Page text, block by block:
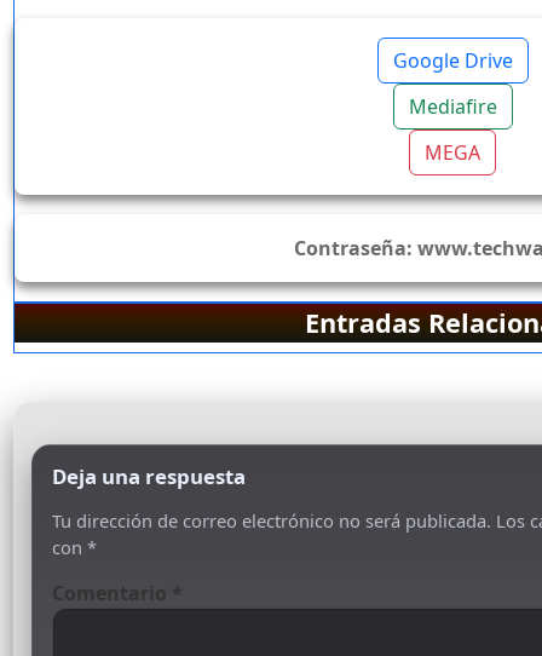
Google Drive
Mediafire
MEGA
Contraseña:
Entradas
Deja una respuesta
Tu dirección de correo electrónico no será publicada. Los
con *
Comentario *